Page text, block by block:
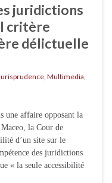
juridictions
critère
délictuelle
Multimedia
une affaire opposant la
la Cour de
d’un site sur le
des juridictions
« la seule accessibilité